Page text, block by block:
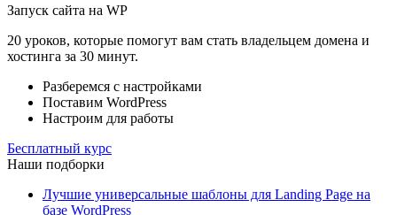
Запуск сайта на WP
20 уроков, которые помогут вам стать владельцем домена и
хостинга за 30 минут.
Разберемся с настройками
Поставим WordPress
Настроим для работы
Бесплатный курс
Наши подборки
Лучшие универсальные шаблоны для Landing Page на
базе WordPress